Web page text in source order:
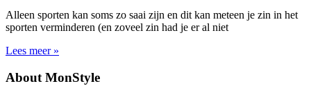
Alleen sporten kan soms zo saai zijn en dit kan meteen je zin in het
sporten verminderen (en zoveel zin had je er al niet
Lees meer »
About MonStyle